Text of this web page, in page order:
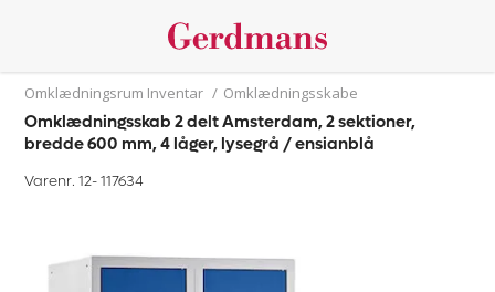
Omklædningsrum Inventar / Omklædningsskabe
Omklædningsskab 2 delt Amsterdam, 2 sektioner,
bredde 600 mm, 4 låger, lysegrå / ensianblå
Varenr. 12-117634